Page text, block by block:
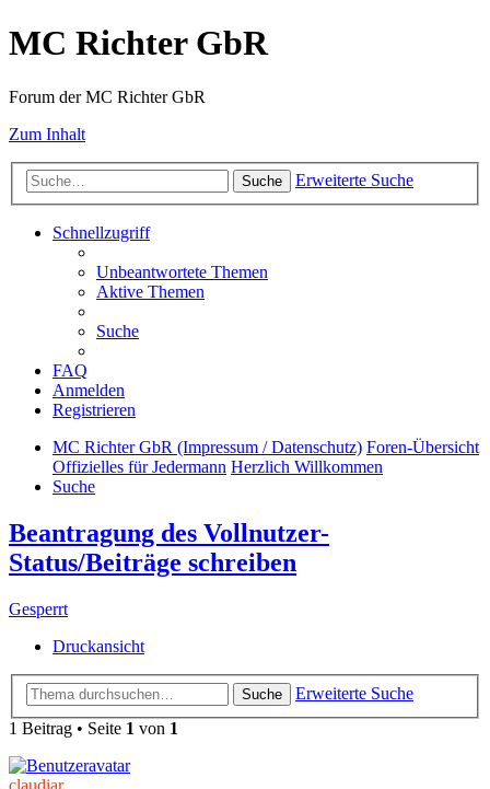
MC Richter GbR
Forum der MC Richter GbR
Zum Inhalt
Suche Erweiterte Suche
Schnellzugriff
Unbeantwortete Themen
Aktive Themen
Suche
FAQ
Anmelden
Registrieren
MC Richter GbR (Impressum / Datenschutz) Foren-Übersicht
Offizielles für Jedermann Herzlich Willkommen
Suche
Beantragung des Vollnutzer-
Status/Beiträge schreiben
Gesperrt
Druckansicht
Suche
Erweiterte Suche
1 Beitrag • Seite 1 von 1
claudiar